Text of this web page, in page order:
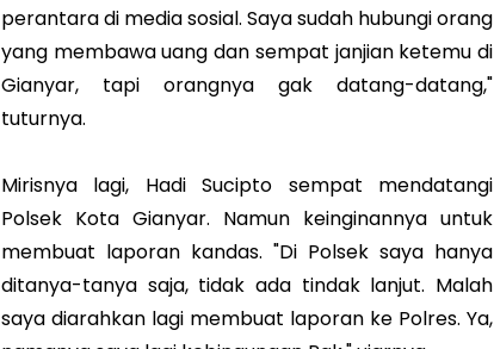
perantara di media sosial. Saya sudah hubungi orang
yang membawa uang dan sempat janjian ketemu di
Gianyar, tapi orangnya gak datang-datang,"
tuturnya.
Mirisnya lagi, Hadi Sucipto sempat mendatangi
Polsek Kota Gianyar. Namun keinginannya untuk
membuat laporan kandas. "Di Polsek saya hanya
ditanya-tanya saja, tidak ada tindak lanjut. Malah
saya diarahkan lagi membuat laporan ke Polres. Ya,